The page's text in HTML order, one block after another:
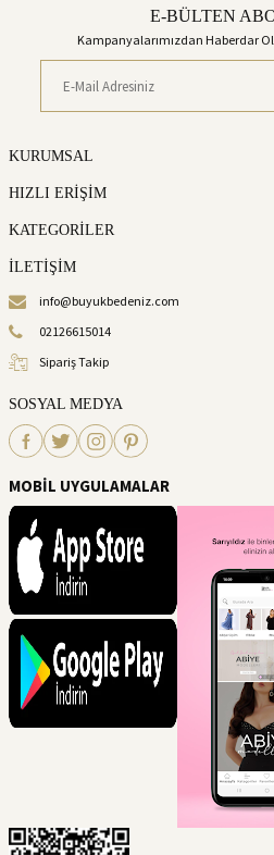
E-BÜLTEN
Kampanyalarımızdan Haberdar
KURUMSAL
HIZLI ERİŞİM
KATEGORİLER
İLETİŞİM
info@buyukbedeniz.com
02126615014
Sipariş Takip
SOSYAL MEDYA
MOBİL UYGULAMALAR